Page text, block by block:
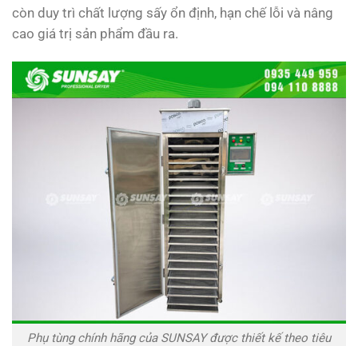
còn duy trì chất lượng sấy ổn định, hạn chế lỗi và nâng
cao giá trị sản phẩm đầu ra.
Phụ tùng chính hãng của SUNSAY được thiết kế theo tiêu